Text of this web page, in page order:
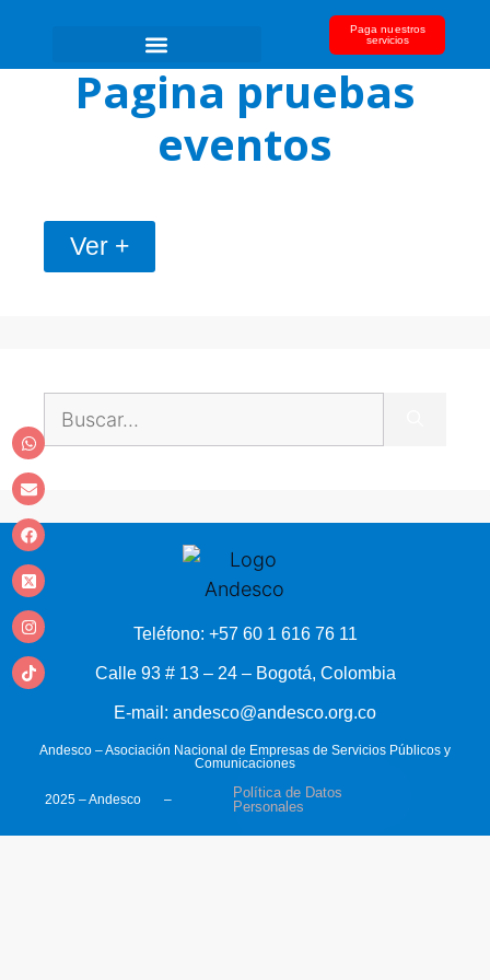
Paga nuestros
servicios
Pagina pruebas
eventos
Ver +
Teléfono: +57 60 1 616 76 11
Calle 93 # 13 – 24 – Bogotá, Colombia
E-mail: andesco@andesco.org.co
Andesco – Asociación Nacional de Empresas de Servicios Públicos y
Comunicaciones
2025 – Andesco –
Política de Datos
Personales